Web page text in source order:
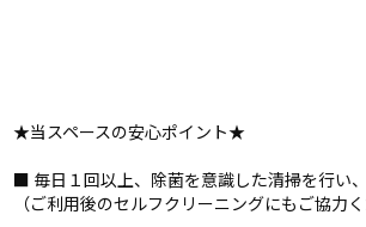
★当スペースの安心ポイント★
■ 毎日１回以上、除菌を意識した清掃を行い
（ご利用後のセルフクリーニングにもご協力く